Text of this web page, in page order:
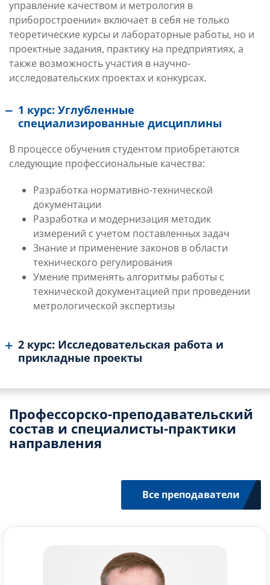
управление качеством и метрология в
приборостроении» включает в себя не только
теоретические курсы и лабораторные работы, но и
проектные задания, практику на предприятиях, а
также возможность участия в научно-
исследовательских проектах и конкурсах.
1 курс: Углубленные
специализированные дисциплины
В процессе обучения студентом приобретаются
следующие профессиональные качества:
Разработка нормативно-технической
документации
Разработка и модернизация методик
измерений с учетом поставленных задач
Знание и применение законов в области
технического регулирования
Умение применять алгоритмы работы с
технической документацией при проведении
метрологической экспертизы
2 курс: Исследовательская работа и
прикладные проекты
Профессорско-преподавательский
состав и специалисты-практики
направления
Все преподаватели